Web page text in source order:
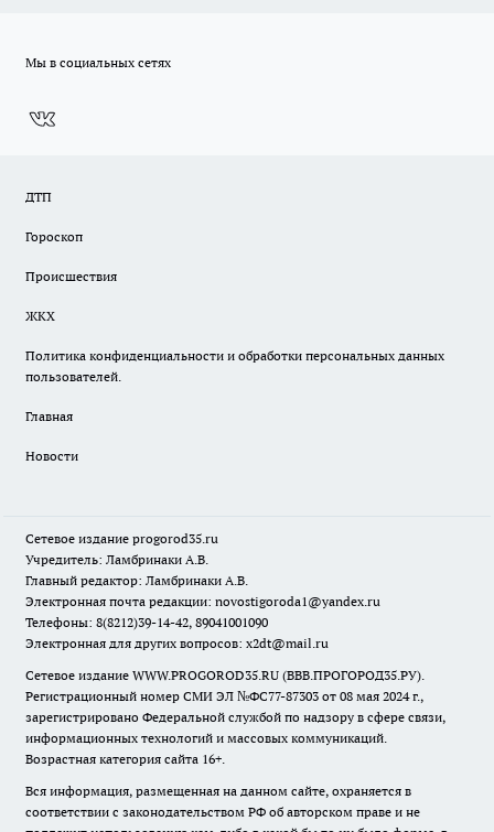
Мы в социальных сетях
ДТП
Гороскоп
Происшествия
ЖКХ
Политика конфиденциальности и обработки персональных данных
пользователей.
Главная
Новости
Сетевое издание progorod35.ru
Учредитель: Ламбринаки А.В.
Главный редактор: Ламбринаки А.В.
Электронная почта редакции: novostigoroda1@yandex.ru
Телефоны: 8(8212)39-14-42, 89041001090
Электронная для других вопросов: x2dt@mail.ru
Сетевое издание WWW.PROGOROD35.RU (ВВВ.ПРОГОРОД35.РУ).
Регистрационный номер СМИ ЭЛ №ФС77-87303 от 08 мая 2024 г.,
зарегистрировано Федеральной службой по надзору в сфере связи,
информационных технологий и массовых коммуникаций.
Возрастная категория сайта 16+.
Вся информация, размещенная на данном сайте, охраняется в
соответствии с законодательством РФ об авторском праве и не